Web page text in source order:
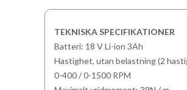
TEKNISKA SPECIFIKATIONER
Batteri: 18 V Li-ion 3Ah
Hastighet, utan belastning (2
0-400 / 0-1500 RPM